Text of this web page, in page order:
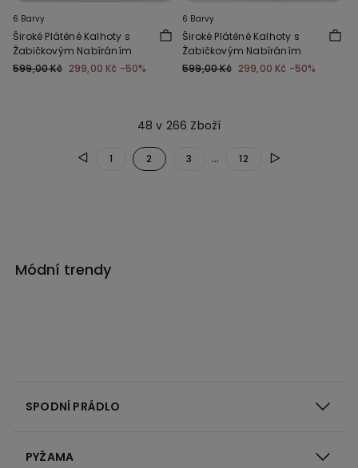
6 Barvy
Široké Plátěné Kalhoty s
Žabičkovým Nabíráním
599,00 Kč 299,00 Kč -50%
6 Barvy
Široké Plátěné Kalhoty s
Žabičkovým Nabíráním
599,00 Kč 299,00 Kč -50%
48 v 266 Zboží
1 2 3 ... 12
Módní trendy
SPODNÍ PRÁDLO
PYŽAMA